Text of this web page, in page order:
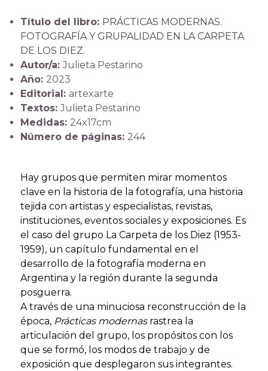
Título del libro: PRÁCTICAS MODERNAS.
FOTOGRAFÍA Y GRUPALIDAD EN LA CARPETA
DE LOS DIEZ.
Autor/a:Julieta Pestarino
Año: 2023
Editorial: artexarte
Textos:Julieta Pestarino
Medidas: 24x17cm
Número de páginas: 244
Hay grupos que permiten mirar momentos
clave en la historia de la fotografía, una historia
tejida con artistas y especialistas, revistas,
instituciones, eventos sociales y exposiciones. Es
el caso del grupo La Carpeta de los Diez (1953-
1959), un capítulo fundamental en el
desarrollo de la fotografía moderna en
Argentina y la región durante la segunda
posguerra.
A través de una minuciosa reconstrucción de la
época, Prácticas modernasrastrea la
articulación del grupo, los propósitos con los
que se formó, los modos de trabajo y de
exposición que desplegaron sus integrantes.